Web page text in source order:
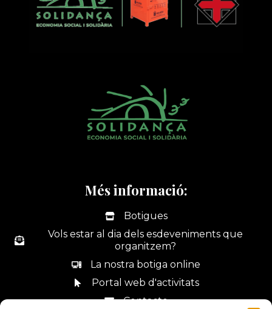
Més informació:
Botigues
Vols estar al dia dels esdeveniments que
organitzem?
La nostra botiga online
Portal web d'activitats
Contacte